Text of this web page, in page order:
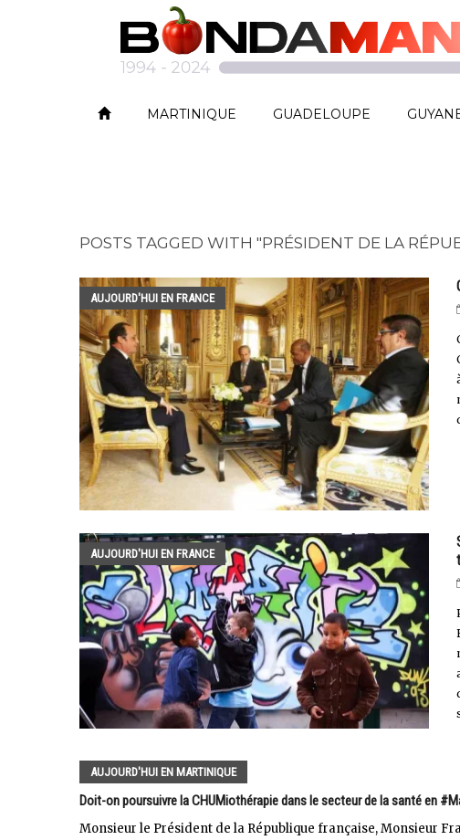
MARTINIQUE GUADELOUPE
POSTS TAGGED WITH "PRÉSIDENT DE LA
AUJOURD'HUI EN FRANCE
AUJOURD'HUI EN FRANCE
AUJOURD'HUI EN MARTINIQUE
Doit-on poursuivre la CHUMiothérapie dans le secteur de la santé en
Monsieur le Président de la République française, Monsieur